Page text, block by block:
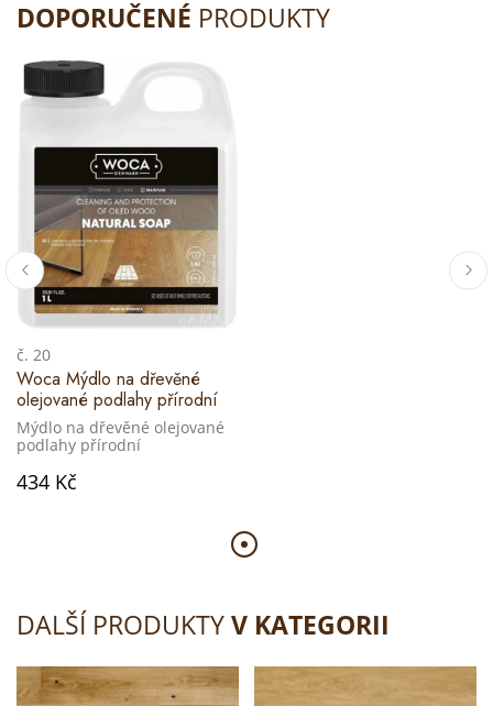
DOPORUČENÉ PRODUKTY
č. 20
Woca Mýdlo na dřevěné
olejované podlahy přírodní
Mýdlo na dřevěné olejované
podlahy přírodní
434 Kč
DALŠÍ PRODUKTYV KATEGORII